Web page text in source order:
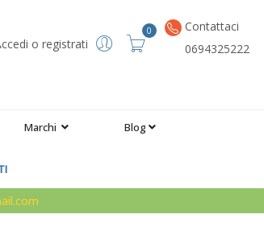
o registrati
0
Contattaci
0694325222
Marchi Blog